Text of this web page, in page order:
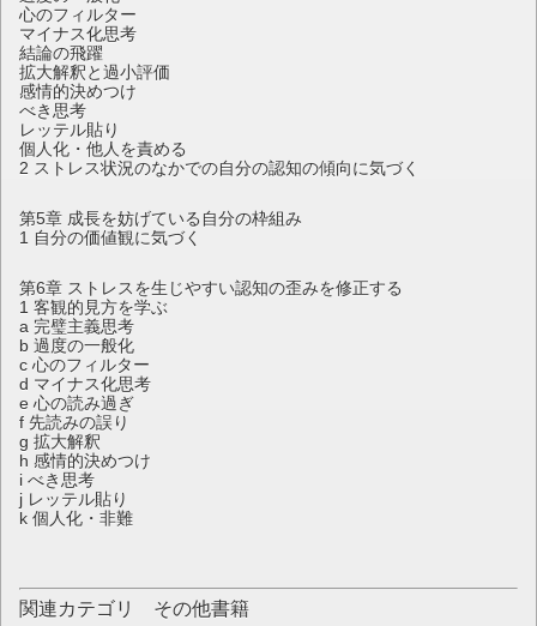
心のフィルター
マイナス化思考
結論の飛躍
拡大解釈と過小評価
感情的決めつけ
べき思考
レッテル貼り
個人化・他人を責める
2 ストレス状況のなかでの自分の認知の傾向に気づく
第5章 成長を妨げている自分の枠組み
1 自分の価値観に気づく
第6章 ストレスを生じやすい認知の歪みを修正する
1 客観的見方を学ぶ
a 完璧主義思考
b 過度の一般化
c 心のフィルター
d マイナス化思考
e 心の読み過ぎ
f 先読みの誤り
g 拡大解釈
h 感情的決めつけ
i べき思考
j レッテル貼り
k 個人化・非難
関連カテゴリ その他書籍